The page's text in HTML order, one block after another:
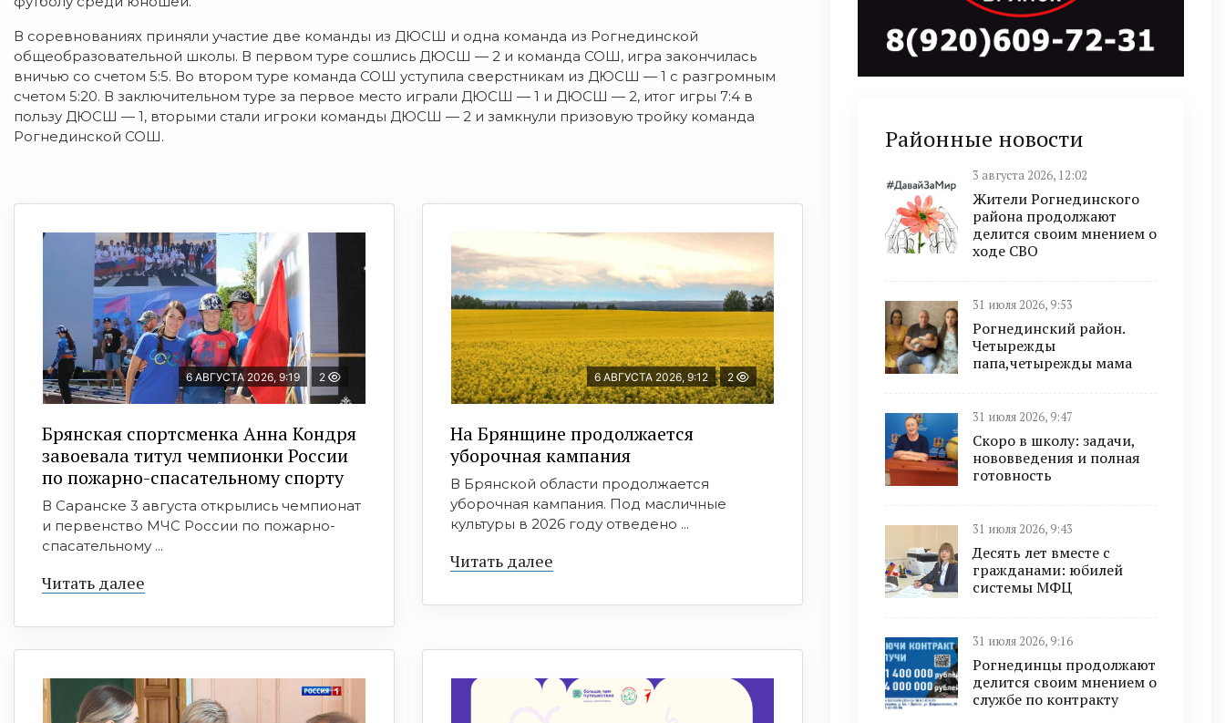
В соревнованиях приняли участие две команды из ДЮСШ и одна команда из Рогнединской
общеобразовательной школы. В первом туре сошлись ДЮСШ — 2 и команда СОШ, игра закончилась
вничью со счетом 5:5. Во втором туре команда СОШ уступила сверстникам из ДЮСШ — 1 с разгромным
счетом 5:20. В заключительном туре за первое место играли ДЮСШ — 1 и ДЮСШ — 2, итог игры 7:4 в
пользу ДЮСШ — 1, вторыми стали игроки команды ДЮСШ — 2 и замкнули призовую тройку команда
Рогнединской СОШ.
6 АВГУСТА 2026, 9:19 2
Брянская спортсменка Анна Кондря
завоевала титул чемпионки России
по пожарно-спасательному спорту
В Саранске 3 августа открылись чемпионат
и первенство МЧС России по пожарно-
спасательному ...
Читать далее
6 АВГУСТА 2026, 9:12 2
На Брянщине продолжается
уборочная кампания
В Брянской области продолжается
уборочная кампания. Под масличные
культуры в 2026 году отведено ...
Читать далее
Районные новости
3 августа 2026, 12:02
Жители Рогнединского
района продолжают
делится своим мнением о
ходе СВО
31 июля 2026, 9:53
Рогнединский район.
Четырежды
папа,четырежды мама
31 июля 2026, 9:47
Скоро в школу: задачи,
нововведения и полная
готовность
31 июля 2026, 9:43
Десять лет вместе с
гражданами: юбилей
системы МФЦ
31 июля 2026, 9:16
Рогнединцы продолжают
делится своим мнением о
службе по контракту